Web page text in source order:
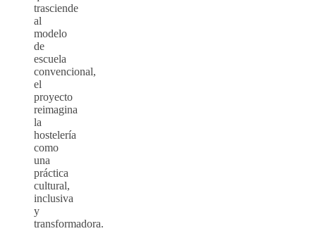
trasciende
al
modelo
de
escuela
convencional,
el
proyecto
reimagina
la
hostelería
como
una
práctica
cultural,
inclusiva
y
transformadora.